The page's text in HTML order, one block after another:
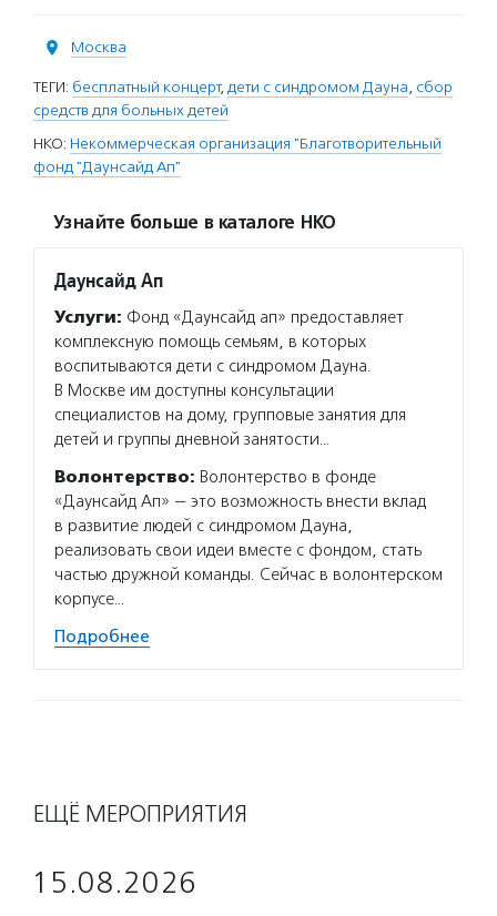
Москва
ТЕГИ: бесплатный концерт, дети с синдромом Дауна, сбор
средств для больных детей
НКО: Некоммерческая организация "Благотворительный
фонд "Даунсайд Ап"
Узнайте больше в каталоге НКО
Даунсайд Ап
Услуги: Фонд «Даунсайд ап» предоставляет
комплексную помощь семьям, в которых
воспитываются дети с синдромом Дауна.
В Москве им доступны консультации
специалистов на дому, групповые занятия для
детей и группы дневной занятости…
Волонтерство: Волонтерство в фонде
«Даунсайд Ап» — это возможность внести вклад
в развитие людей с синдромом Дауна,
реализовать свои идеи вместе с фондом, стать
частью дружной команды. Сейчас в волонтерском
корпусе…
Подробнее
ЕЩЁ МЕРОПРИЯТИЯ
15.08.2026